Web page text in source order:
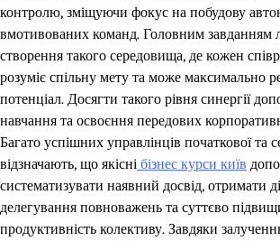
контролю, зміщуючи фокус на побудову
вмотивованих команд. Головним завданням
створення такого середовища, де кожен
розуміє спільну мету та може максимально
потенціал. Досягти такого рівня синергії
навчання та освоєння передових
Багато успішних управлінців початкової та
відзначають, що якісні бізнес курси київ
систематизувати наявний досвід, отримати
делегування повноважень та суттєво
продуктивність колективу. Завдяки